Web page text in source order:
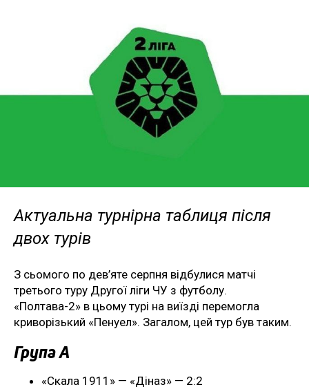
Актуальна турнірна таблиця після
двох турів
З сьомого по дев’яте серпня відбулися матчі
третього туру Другої ліги ЧУ з футболу.
«Полтава-2» в цьому турі на виїзді перемогла
криворізький «Пенуел». Загалом, цей тур був таким.
Група А
«Скала 1911» — «Діназ» — 2:2